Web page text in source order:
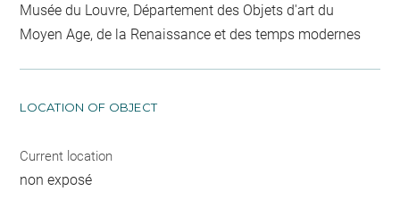
Musée du Louvre, Département des Objets d'art du
Moyen Age, de la Renaissance et des temps modernes
LOCATION OF OBJECT
Current location
non exposé